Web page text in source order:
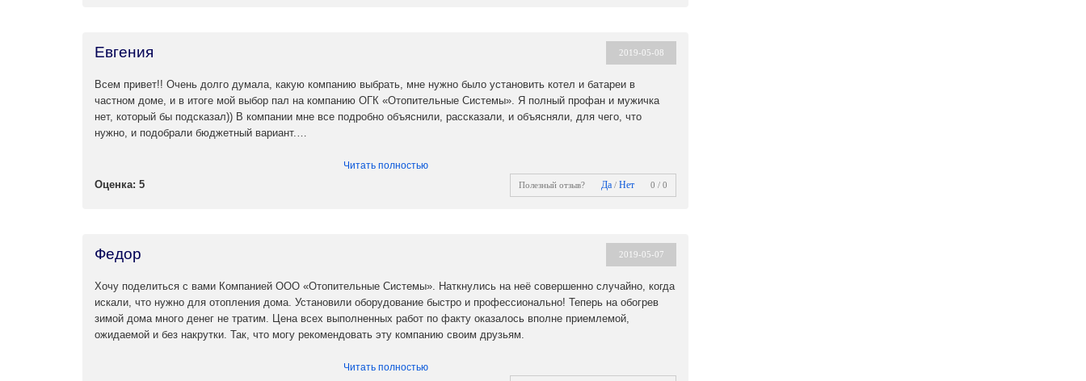
Евгения
Всем привет!! Очень долго думала, какую компанию выбрать, мне нужно было установить котел и батареи в
частном доме, и в итоге мой выбор пал на компанию ОГК «Отопительные Системы». Я полный профан и мужичка
нет, который бы подсказал)) В компании мне все подробно объяснили, рассказали, и объясняли, для чего, что
нужно, и подобрали бюджетный вариант.…
Читать полностью
Оценка: 5 Полезный отзыв? Да / Нет 0 / 0
2019-05-08
Федор
Хочу поделиться с вами Компанией ООО «Отопительные Системы». Наткнулись на неё совершенно случайно, когда
искали, что нужно для отопления дома. Установили оборудование быстро и профессионально! Теперь на обогрев
зимой дома много денег не тратим. Цена всех выполненных работ по факту оказалось вполне приемлемой,
ожидаемой и без накрутки. Так, что могу рекомендовать эту компанию своим друзьям.
Читать полностью
2019-05-07